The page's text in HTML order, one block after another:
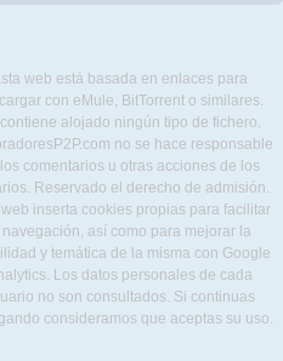
web está basada en enlaces para
con eMule, BitTorrent o similares.
alojado ningún tipo de fichero.
no se hace responsable
comentarios u otras acciones de los
Reservado el derecho de admisión.
web inserta cookies propias para facilitar
navegación, así como para mejorar la
y temática de la misma con Google
Los datos personales de cada
no son consultados. Si continuas
consideramos que aceptas su uso.